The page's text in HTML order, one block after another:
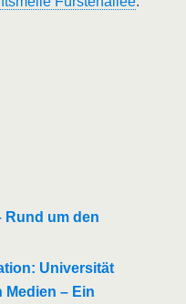
Rund um den
Universität
Medien – Ein